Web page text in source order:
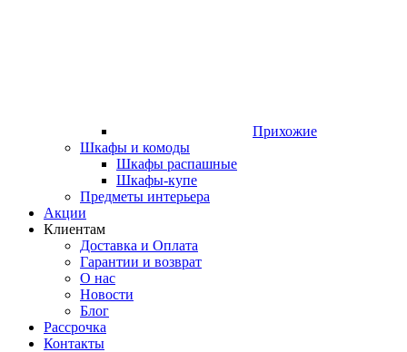
Прихожие
Шкафы и комоды
Шкафы распашные
Шкафы-купе
Предметы интерьера
Акции
Клиентам
Доставка и Оплата
Гарантии и возврат
О нас
Новости
Блог
Рассрочка
Контакты